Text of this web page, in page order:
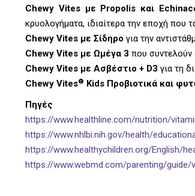
Chewy Vites με Propolis και
κρυολογήματα, ιδιαίτερα την εποχή που
Chewy Vites με Σίδηρο για την
Chewy Vites με Ωμέγα 3 που συντελούν
Chewy Vites με Ασβέστιο + D3 για τη
Chewy Vites® Kids Προβιοτικά και
Πηγές
https://www.healthline.com/nutrition/
https://www.nhlbi.nih.gov/health/
https://www.healthychildren.org/English/
https://www.webmd.com/parenting/